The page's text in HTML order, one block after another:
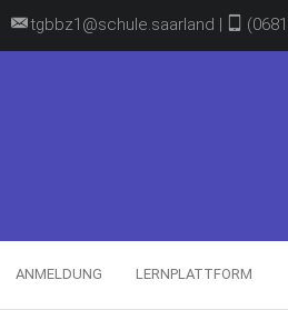
tgbbz1@schule.saarland |
ANMELDUNG LERNPLATTFORM